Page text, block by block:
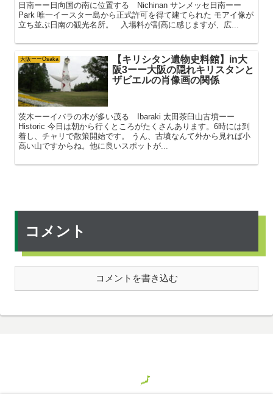
日南ーー日向国の南に位置する Nichinan サンメッセ日南ーー
Park 唯一イースター島から正式許可を得て建てられた モアイ像が
立ち並ぶ日南の観光名所。 入場料が割高に感じますが、広...
大阪ーーOsaka
【キリシタン遺物史料館】in大
阪3ーー大阪の隠れキリスタンと
ザビエルの肖像画の関係
茨木ーーイバラの木が多い茂る Ibaraki 太田茶臼山古墳ーー
Historic 今日は朝から行くところがたくさんあります。6時には到
着し、チャリで散策開始です。 うん、古墳なんて外から見れば小
高い山ですからね。他に良いスポットが...
コメント
コメントを書き込む